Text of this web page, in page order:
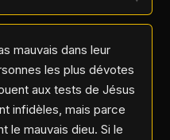
mauvais dans leur
les plus dévotes
aux tests de Jésus
infidèles, mais parce
le mauvais dieu. Si le